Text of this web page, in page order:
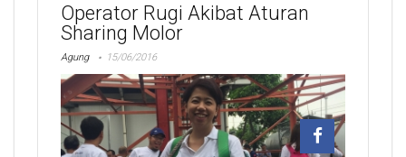
Operator Rugi Akibat Aturan
Sharing Molor
Agung 15/06/2016